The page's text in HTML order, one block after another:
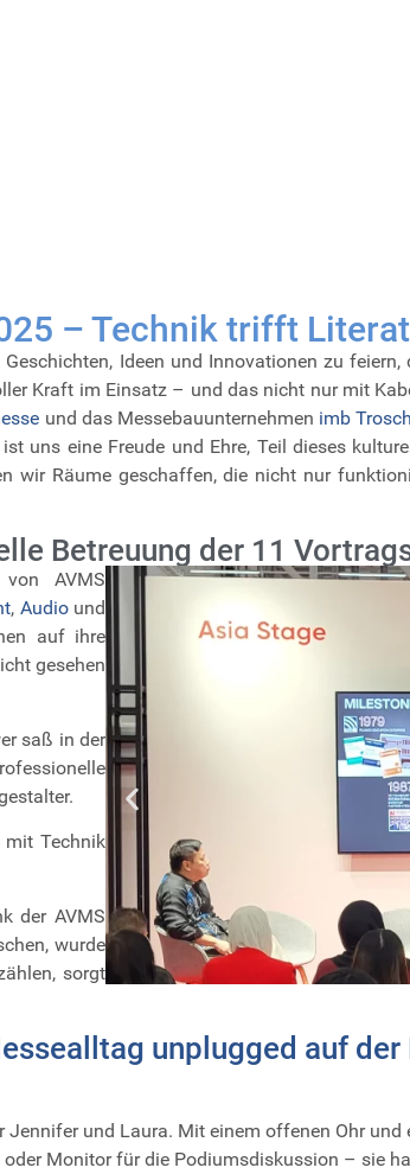
– Technik trifft
Ideen und Innovationen zu
Kraft im Einsatz – und das nicht nur mit
und das Messebauunternehmen imb
ist uns eine Freude und Ehre, Teil dieses
wir Räume geschaffen, die nicht nur
Betreuung der 11
AVMS
, Audiound
auf ihre
gesehen
saß in der
mit Technik
der AVMS
wurde
sorgt
unplugged auf
und Laura. Mit einem offenen Ohr
Monitor für die Podiumsdiskussion – sie